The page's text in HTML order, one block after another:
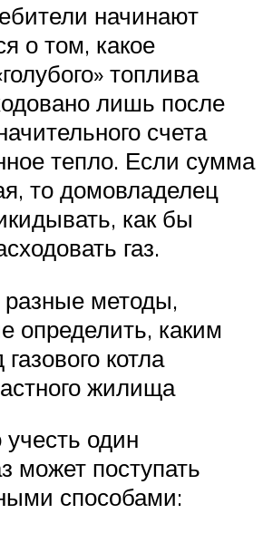
начинают
о том, какое
топлива
лишь после
счета
тепло. Если сумма
то домовладелец
как бы
газ.
методы,
определить, каким
котла
жилища
один
может поступать
способами: